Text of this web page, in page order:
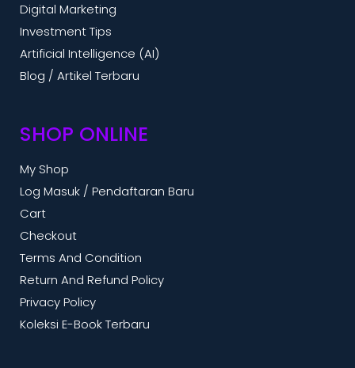
Digital Marketing
Investment Tips
Artificial Intelligence (AI)
Blog / Artikel Terbaru
SHOP ONLINE
My Shop
Log Masuk / Pendaftaran Baru
Cart
Checkout
Terms And Condition
Return And Refund Policy
Privacy Policy
Koleksi E-Book Terbaru